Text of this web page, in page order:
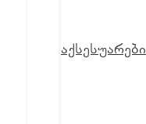
აქსესუარები